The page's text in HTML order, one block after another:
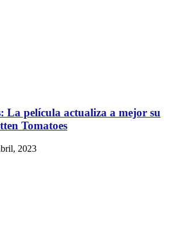
La película actualiza a mejor su
Tomatoes
2023